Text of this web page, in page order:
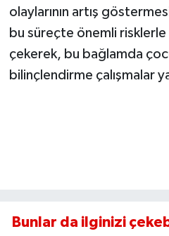
olaylarının artış
bu süreçte önemli risklerle
çekerek, bu bağlamda
bilinçlendirme çalışmalar
Bunlar da ilginizi